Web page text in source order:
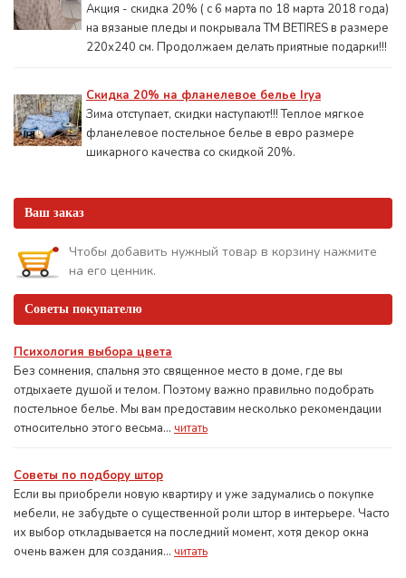
Акция - скидка 20% ( с 6 марта по 18 марта 2018 года)
на вязаные пледы и покрывала ТМ BETIRES в размере
220х240 см. Продолжаем делать приятные подарки!!!
Скидка 20% на фланелевое белье Irya
Зима отступает, скидки наступают!!! Теплое мягкое
фланелевое постельное белье в евро размере
шикарного качества со скидкой 20%.
Ваш заказ
Чтобы добавить нужный товар в корзину нажмите
на его ценник.
Советы покупателю
Психология выбора цвета
Без сомнения, спальня это священное место в доме, где вы
отдыхаете душой и телом. Поэтому важно правильно подобрать
постельное белье. Мы вам предоставим несколько рекомендации
относительно этого весьма... читать
Советы по подбору штор
Если вы приобрели новую квартиру и уже задумались о покупке
мебели, не забудьте о существенной роли штор в интерьере. Часто
их выбор откладывается на последний момент, хотя декор окна
очень важен для создания... читать